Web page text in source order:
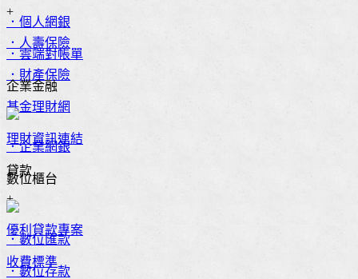
．個人網銀
．雲端對帳單
企業金融
．企業網銀
數位櫃台
．數位匯款
．數位存款
+
．人壽保險
．財產保險
基金理財網
理財資訊連結
貸款
+
優利貸款專案
收費標準